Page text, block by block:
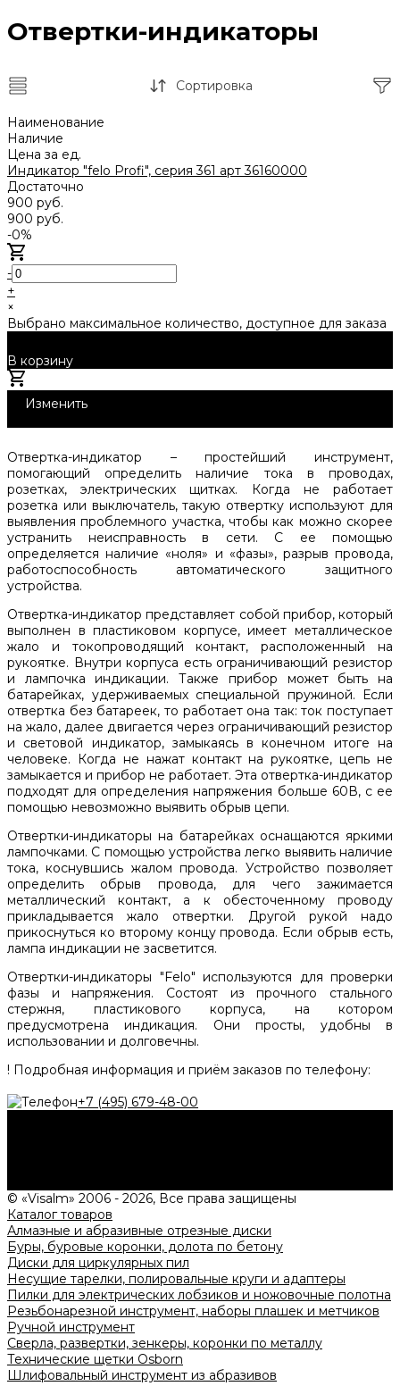
Отвертки-индикаторы
Сортировка
Наименование
Наличие
Цена за ед.
Индикатор "felo Profi", серия 361 арт 36160000
Достаточно
900 руб.
900 руб.
-0%
-
+
×
Выбрано максимальное количество, доступное для заказа
В корзину
Изменить
Отвертка-индикатор – простейший инструмент,
помогающий определить наличие тока в проводах,
розетках, электрических щитках. Когда не работает
розетка или выключатель, такую отвертку используют для
выявления проблемного участка, чтобы как можно скорее
устранить неисправность в сети. С ее помощью
определяется наличие «ноля» и «фазы», разрыв провода,
работоспособность автоматического защитного
устройства.
Отвертка-индикатор представляет собой прибор, который
выполнен в пластиковом корпусе, имеет металлическое
жало и токопроводящий контакт, расположенный на
рукоятке. Внутри корпуса есть ограничивающий резистор
и лампочка индикации. Также прибор может быть на
батарейках, удерживаемых специальной пружиной. Если
отвертка без батареек, то работает она так: ток поступает
на жало, далее двигается через ограничивающий резистор
и световой индикатор, замыкаясь в конечном итоге на
человеке. Когда не нажат контакт на рукоятке, цепь не
замыкается и прибор не работает. Эта отвертка-индикатор
подходят для определения напряжения больше 60В, с ее
помощью невозможно выявить обрыв цепи.
Отвертки-индикаторы на батарейках оснащаются яркими
лампочками. С помощью устройства легко выявить наличие
тока, коснувшись жалом провода. Устройство позволяет
определить обрыв провода, для чего зажимается
металлический контакт, а к обесточенному проводу
прикладывается жало отвертки. Другой рукой надо
прикоснуться ко второму концу провода. Если обрыв есть,
лампа индикации не засветится.
Отвертки-индикаторы "Felo" используются для проверки
фазы и напряжения. Состоят из прочного стального
стержня, пластикового корпуса, на котором
предусмотрена индикация. Они просты, удобны в
использовании и долговечны.
! Подробная информация и приём заказов по телефону:
+7 (495) 679-48-00
© «Visalm» 2006 - 2026, Все права защищены
Каталог товаров
Алмазные и абразивные отрезные диски
Буры, буровые коронки, долота по бетону
Диски для циркулярных пил
Несущие тарелки, полировальные круги и адаптеры
Пилки для электрических лобзиков и ножовочные полотна
Резьбонарезной инструмент, наборы плашек и метчиков
Ручной инструмент
Сверла, развертки, зенкеры, коронки по металлу
Технические щетки Osborn
Шлифовальный инструмент из абразивов